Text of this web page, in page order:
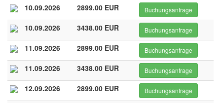
10.09.2026 2899.00 EUR Buchungsanfrage
10.09.2026 3438.00 EUR Buchungsanfrage
11.09.2026 2899.00 EUR Buchungsanfrage
11.09.2026 3438.00 EUR Buchungsanfrage
12.09.2026 2899.00 EUR Buchungsanfrage